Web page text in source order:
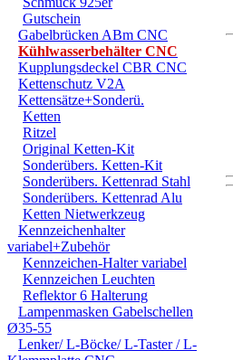
Gutschein
Gabelbrücken ABm CNC
Kühlwasserbehälter CNC
Kupplungsdeckel CBR CNC
Kettenschutz V2A
Kettensätze+Sonderü.
Ketten
Ritzel
Original Ketten-Kit
Sonderübers. Ketten-Kit
Sonderübers. Kettenrad Stahl
Sonderübers. Kettenrad Alu
Ketten Nietwerkzeug
Kennzeichenhalter
variabel+Zubehör
Kennzeichen-Halter variabel
Kennzeichen Leuchten
Reflektor 6 Halterung
Lampenmasken Gabelschellen
Ø35-55
Lenker/ L-Böcke/ L-Taster / L-